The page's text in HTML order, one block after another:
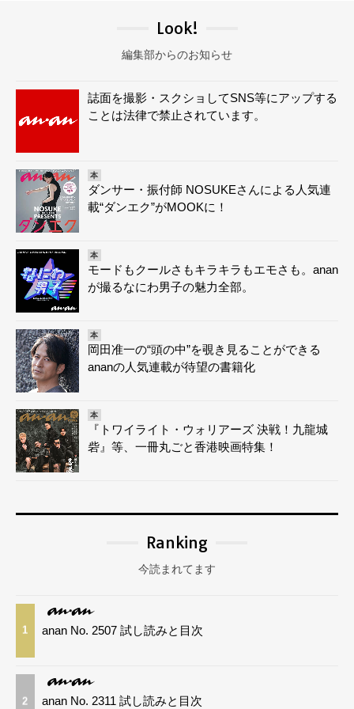
Look!
編集部からのお知らせ
誌面を撮影・スクショしてSNS等にアップする
ことは法律で禁止されています。
本
ダンサー・振付師 NOSUKEさんによる人気連
載“ダンエク”がMOOKに！
本
モードもクールさもキラキラもエモさも。anan
が撮るなにわ男子の魅力全部。
本
岡田准一の“頭の中”を覗き見ることができる
ananの人気連載が待望の書籍化
本
『トワイライト・ウォリアーズ 決戦！九龍城
砦』等、一冊丸ごと香港映画特集！
Ranking
今読まれてます
1 anan No. 2507 試し読みと目次
2 anan No. 2311 試し読みと目次